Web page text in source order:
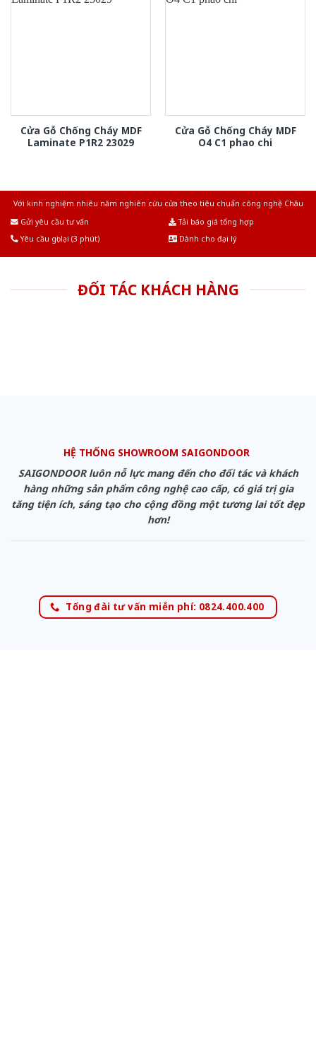
Cửa Gỗ Chống Cháy MDF
Laminate P1R2 23029
Cửa Gỗ Chống Cháy MDF
O4 C1 phao chi
Với kinh nghiệm nhiêu năm nghiên cứu cửa theo tiêu chuẩn công nghệ Châu
Gửi yêu cầu tư vấn
Tải báo giá tổng hợp
Yêu cầu gọi lại (3 phút)
Dành cho đại lý
ĐỐI TÁC KHÁCH HÀNG
HỆ THỐNG SHOWROOM SAIGONDOOR
SAIGONDOOR luôn nỗ lực mang đến cho đối tác và khách
hàng những sản phẩm công nghệ cao cấp, có giá trị gia
tăng tiện ích, sáng tạo cho cộng đồng một tương lai tốt đẹp
hơn!
Tổng đài tư vấn miễn phí: 0824.400.400